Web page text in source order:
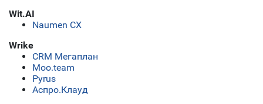
Wit.AI
Naumen CX
Wrike
CRM Мегаплан
Moo.team
Pyrus
Аспро.Клауд